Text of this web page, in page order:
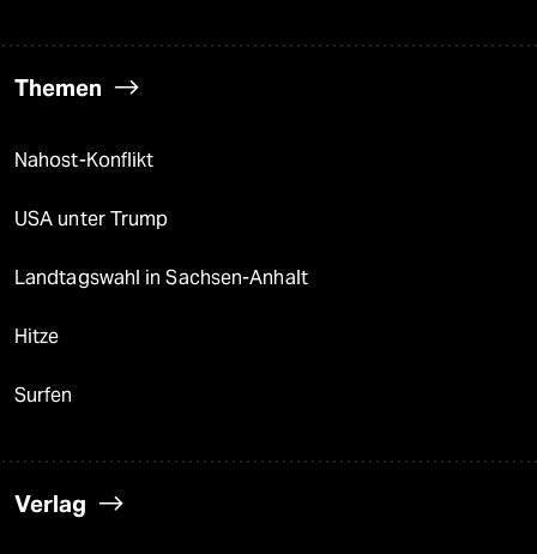
Themen
Nahost-Konflikt
USA unter Trump
Landtagswahl in Sachsen-Anhalt
Hitze
Surfen
Verlag